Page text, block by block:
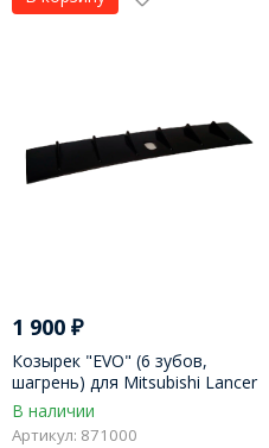
1 900 ₽
Козырек "EVO" (6 зубов,
шагрень) для Mitsubishi Lancer
10
В наличии
Артикул: 871000